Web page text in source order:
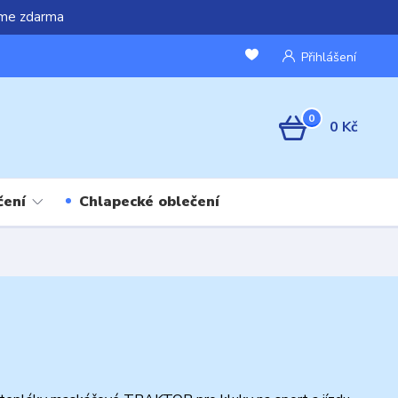
zdarma
Přihlášení
0 0 Kč
Chlapecké oblečení